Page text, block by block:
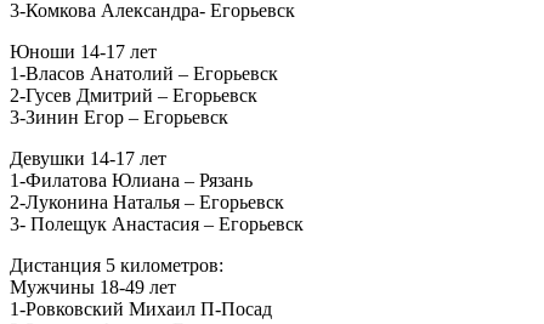
3-Комкова Александра- Егорьевск
Юноши 14-17 лет
1-Власов Анатолий – Егорьевск
2-Гусев Дмитрий – Егорьевск
3-Зинин Егор – Егорьевск
Девушки 14-17 лет
1-Филатова Юлиана – Рязань
2-Луконина Наталья – Егорьевск
3- Полещук Анастасия – Егорьевск
Дистанция 5 километров:
Мужчины 18-49 лет
1-Ровковский Михаил П-Посад